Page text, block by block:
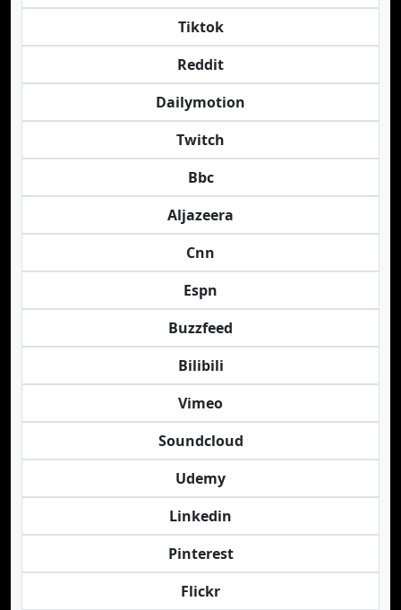
Tiktok
Reddit
Dailymotion
Twitch
Bbc
Aljazeera
Cnn
Espn
Buzzfeed
Bilibili
Vimeo
Soundcloud
Udemy
Linkedin
Pinterest
Flickr